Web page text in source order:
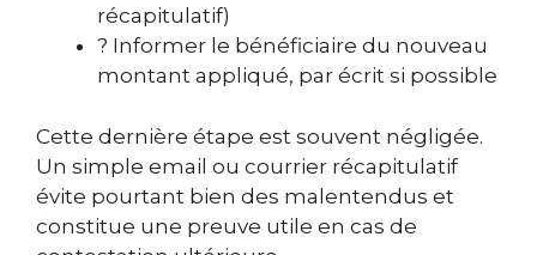
récapitulatif)
? Informer le bénéficiaire du nouveau
montant appliqué, par écrit si possible
Cette dernière étape est souvent négligée.
Un simple email ou courrier récapitulatif
évite pourtant bien des malentendus et
constitue une preuve utile en cas de